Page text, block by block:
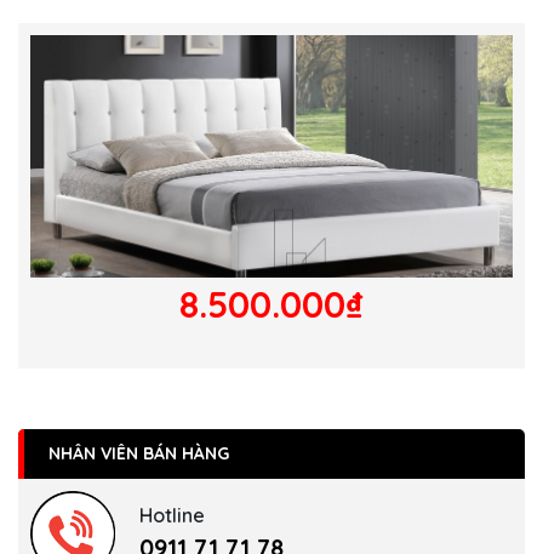
8.500.000₫
NHÂN VIÊN BÁN HÀNG
Hotline
0911 71 71 78